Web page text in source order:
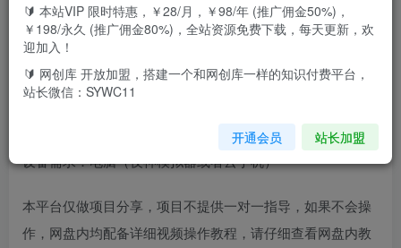
可以无限放大，一个号纯利润每天是20
操作简单，一个主号30分钟不到操作完成
设备需求：电脑（夜神模拟器或者云手机）
本平台仅做项目分享，项目不提供一对一指导，如果不会操
作，网盘内均配备详细视频操作教程，请仔细查看网盘内教
🔰 本站VIP 限时特惠，￥28/月，￥98/年 (推广佣金50%)，
￥198/永久 (推广佣金80%)，全站资源免费下载，每天更新，欢
迎加入！
🔰 网创库 开放加盟，搭建一个和网创库一样的知识付费平台，
站长微信：SYWC11
开通会员 站长加盟